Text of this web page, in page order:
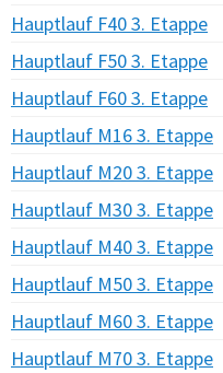
Hauptlauf F40 3. Etappe
Hauptlauf F50 3. Etappe
Hauptlauf F60 3. Etappe
Hauptlauf M16 3. Etappe
Hauptlauf M20 3. Etappe
Hauptlauf M30 3. Etappe
Hauptlauf M40 3. Etappe
Hauptlauf M50 3. Etappe
Hauptlauf M60 3. Etappe
Hauptlauf M70 3. Etappe